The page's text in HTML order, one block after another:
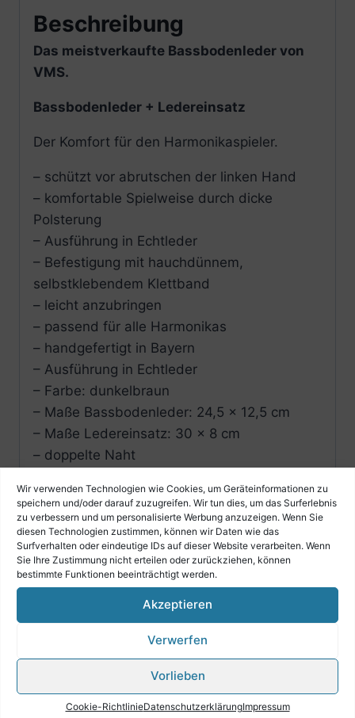
Wir verwenden Technologien wie Cookies, um Geräteinformationen zu
speichern und/oder darauf zuzugreifen. Wir tun dies, um das Surferlebnis
zu verbessern und um personalisierte Werbung anzuzeigen. Wenn Sie
diesen Technologien zustimmen, können wir Daten wie das
Surfverhalten oder eindeutige IDs auf dieser Website verarbeiten. Wenn
Sie Ihre Zustimmung nicht erteilen oder zurückziehen, können
bestimmte Funktionen beeinträchtigt werden.
Akzeptieren
Verwerfen
Vorlieben
Cookie-RichtlinieDatenschutzerklärungImpressum
Beschreibung
Das meistverkaufte Bassbodenleder von
VMS.
Bassbodenleder + Ledereinsatz
Der Komfort für den Harmonikaspieler.
– schützt vor abrutschen der linken Hand
– komfortable Spielweise durch dicke
Polsterung
– Ausführung in Echtleder
– Befestigung mit hauchdünnem,
selbstklebendem Klettband
– leicht anzubringen
– passend für alle Harmonikas
– handgefertigt in Bayern
– Ausführung in Echtleder
– Farbe: dunkelbraun
– Maße Bassbodenleder: 24,5 x 12,5 cm
– Maße Ledereinsatz: 30 x 8 cm
– doppelte Naht
Ähnliche Produkte